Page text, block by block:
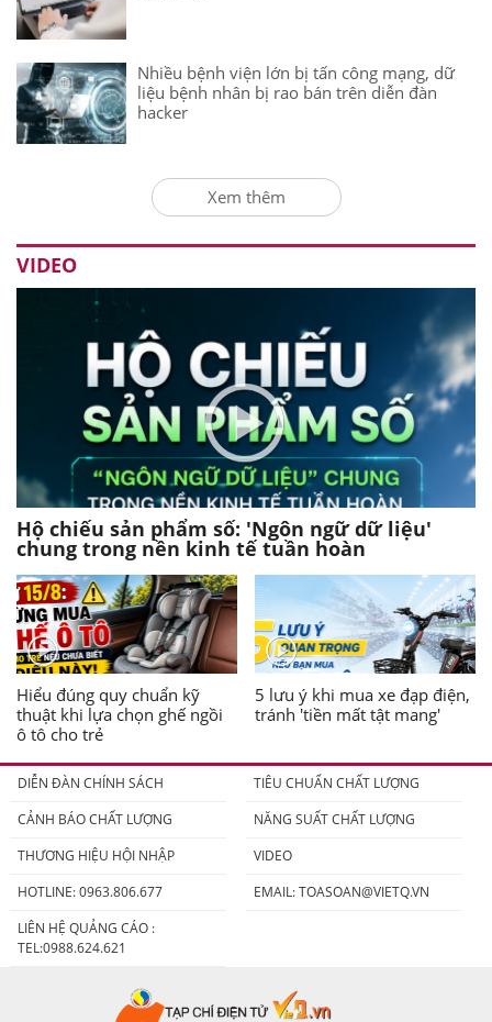
Nhiều bệnh viện lớn bị tấn công mạng, dữ
liệu bệnh nhân bị rao bán trên diễn đàn
hacker
Xem thêm
VIDEO
Hộ chiếu sản phẩm số: 'Ngôn ngữ dữ liệu'
chung trong nền kinh tế tuần hoàn
Hiểu đúng quy chuẩn kỹ
thuật khi lựa chọn ghế ngồi
ô tô cho trẻ
5 lưu ý khi mua xe đạp điện,
tránh 'tiền mất tật mang'
DIỄN ĐÀN CHÍNH SÁCH
TIÊU CHUẨN CHẤT LƯỢNG
CẢNH BÁO CHẤT LƯỢNG
NĂNG SUẤT CHẤT LƯỢNG
THƯƠNG HIỆU HỘI NHẬP
VIDEO
HOTLINE: 0963.806.677
EMAIL:TOASOAN@VIETQ.VN
LIÊN HỆ QUẢNG CÁO :
TEL:0988.624.621